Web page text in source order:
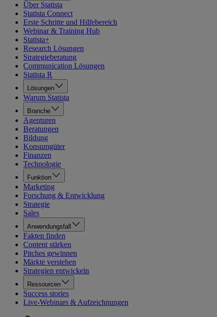
Über Statista
Statista Connect
Erste Schritte und Hilfebereich
Webinar & Training Hub
Statista+
Research Lösungen
Strategieberatung
Communication Lösungen
Statista R
Lösungen
Warum Statista
Branche
Agenturen
Beratungen
Bildung
Konsumgüter
Finanzen
Technologie
Funktion
Marketing
Forschung & Entwicklung
Strategie
Sales
Anwendungsfall
Fakten finden
Content stärken
Pitches gewinnen
Märkte verstehen
Strategien entwickeln
Ressourcen
Success stories
Live-Webinars & Aufzeichnungen